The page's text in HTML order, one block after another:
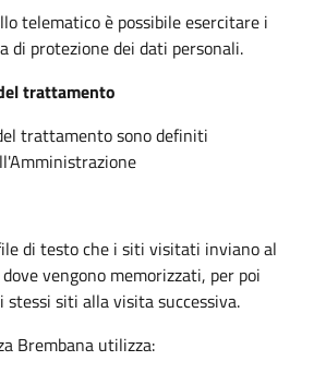
telematico è possibile esercitare i
protezione dei dati personali.
trattamento
trattamento sono definiti
di testo che i siti visitati inviano al
vengono memorizzati, per poi
stessi siti alla visita successiva.
Brembana utilizza: